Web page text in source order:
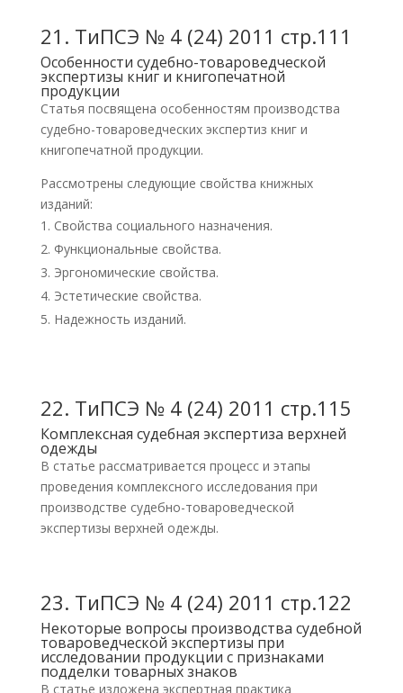
21. ТиПСЭ № 4 (24) 2011 стр.111
Особенности судебно-товароведческой
экспертизы книг и книгопечатной
продукции
Статья посвящена особенностям производства
судебно-товароведческих экспертиз книг и
книгопечатной продукции.
Рассмотрены следующие свойства книжных
изданий:
Свойства социального назначения.
Функциональные свойства.
Эргономические свойства.
Эстетические свойства.
Надежность изданий.
22. ТиПСЭ № 4 (24) 2011 стр.115
Комплексная судебная экспертиза верхней
одежды
В статье рассматривается процесс и этапы
проведения комплексного исследования при
производстве судебно-товароведческой
экспертизы верхней одежды.
23. ТиПСЭ № 4 (24) 2011 стр.122
Некоторые вопросы производства судебной
товароведческой экспертизы при
исследовании продукции с признаками
подделки товарных знаков
В статье изложена экспертная практика